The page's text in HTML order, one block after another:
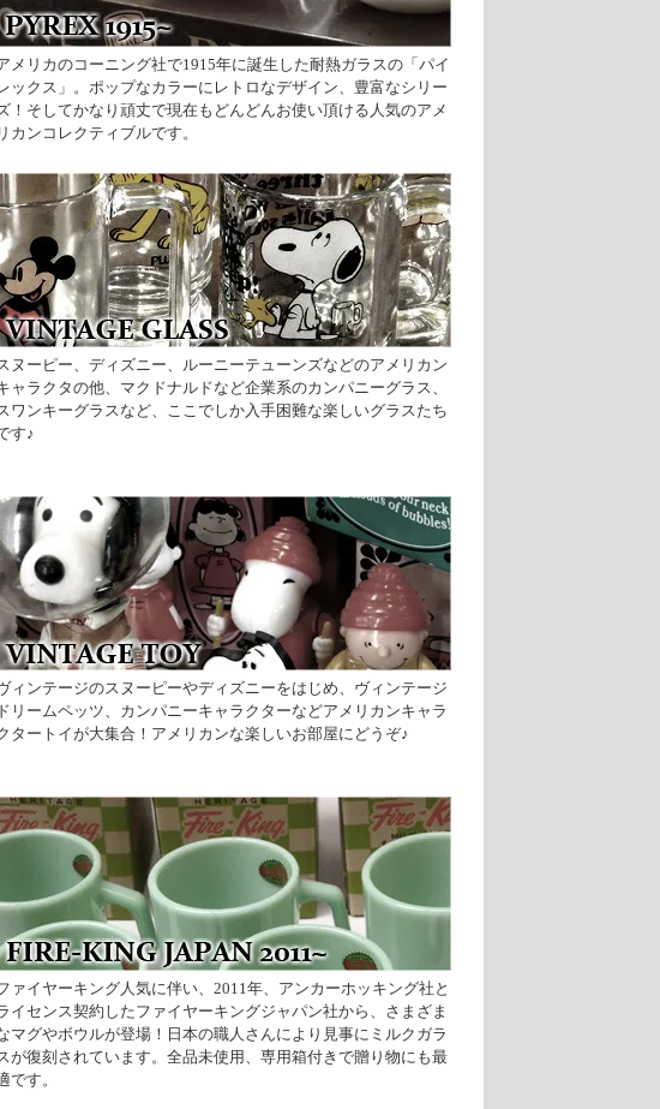
メリカのコーニング社で1915年に誕生した耐熱ガラスの「パイ
ックス」。ポップなカラーにレトロなデザイン、豊富なシリー
！そしてかなり頑丈で現在もどんどんお使い頂ける人気のアメ
リカンコレクティブルです。
ヌーピー、ディズニー、ルーニーテューンズなどのアメリカン
ャラクタの他、マクドナルドなど企業系のカンパニーグラス、
ワンキーグラスなど、ここでしか入手困難な楽しいグラスたち
す♪
ィンテージのスヌーピーやディズニーをはじめ、ヴィンテージ
ドリームペッツ、カンパニーキャラクターなどアメリカンキャラ
タートイが大集合！アメリカンな楽しいお部屋にどうぞ♪
ァイヤーキング人気に伴い、2011年、アンカーホッキング社と
イセンス契約したファイヤーキングジャパン社から、さまざま
マグやボウルが登場！日本の職人さんにより見事にミルクガラ
が復刻されています。全品未使用、専用箱付きで贈り物にも最
です。